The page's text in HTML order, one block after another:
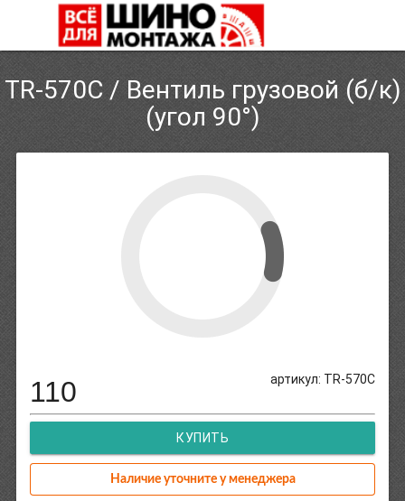
TR-570C / Вентиль грузовой (б/к)
(угол 90°)
артикул: TR-570C
110
КУПИТЬ
Наличие уточните у менеджера